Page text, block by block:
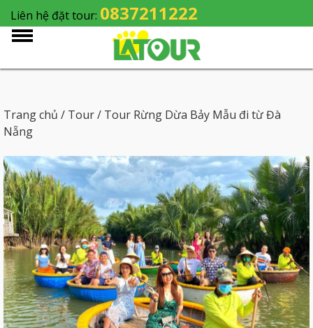
Liên hệ đặt tour: 0837211222
Trang chủ / Tour/ Tour Rừng Dừa Bảy Mẫu đi từ Đà
Nẵng